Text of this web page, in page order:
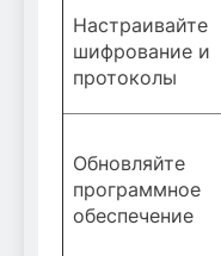
Настраивайте
шифрование и
протоколы
Обновляйте
программное
обеспечение